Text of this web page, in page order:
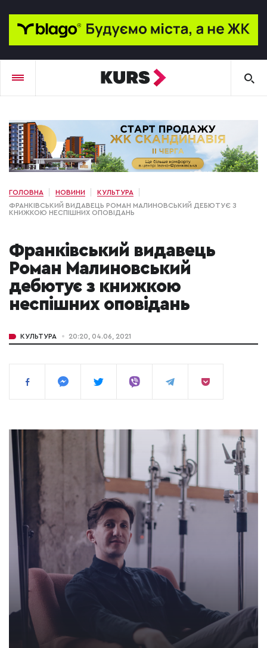
ГОЛОВНА НОВИНИ
КУЛЬТУРА
ФРАНКІВСЬКИЙ ВИДАВЕЦЬ РОМАН МАЛИНОВСЬКИЙ ДЕБЮТУЄ З
КНИЖКОЮ НЕСПІШНИХ ОПОВІДАНЬ
Франківський видавець
Роман Малиновський
дебютує з книжкою
неспішних оповідань
КУЛЬТУРА 20:20, 04.06, 2021